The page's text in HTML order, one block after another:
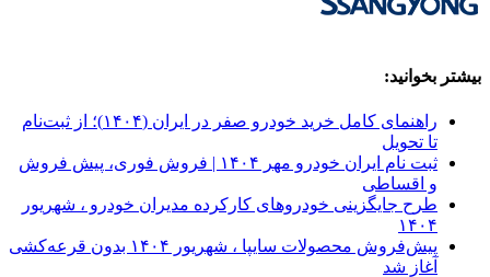
بیشتر بخوانید:
راهنمای کامل خرید خودرو صفر در ایران (۱۴۰۴)؛ از ثبت‌نام
تا تحویل
ثبت نام ایران خودرو مهر ۱۴۰۴ | فروش فوری، پیش فروش
و اقساطی
طرح جایگزینی خودروهای کارکرده مدیران خودرو ، شهریور
۱۴۰۴
پیش‌فروش محصولات سایپا ، شهریور ۱۴۰۴ بدون قرعه‌کشی
آغاز شد